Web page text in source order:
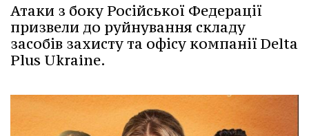
Атаки з боку Російської Федерації
призвели до руйнування складу
засобів захисту та офісу компанії Delta
Plus Ukraine.